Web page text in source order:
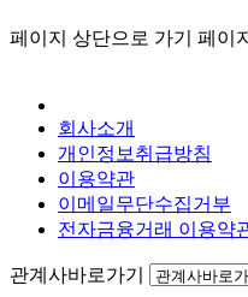
페이지 상단으로 가기 페이
회사소개
개인정보취급방침
이용약관
이메일무단수집거부
전자금융거래 이용약
관계사바로가기